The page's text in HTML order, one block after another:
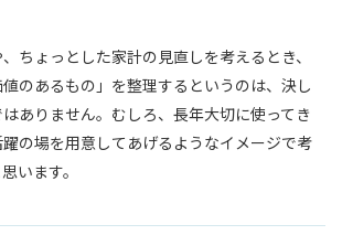
ちょっとした家計の見直しを考えるとき、
値のあるもの」を整理するというのは、決し
ありません。むしろ、長年大切に使ってき
の場を用意してあげるようなイメージで考
います。